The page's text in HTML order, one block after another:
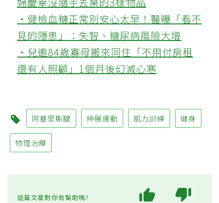
‧健檢血糖正常別安心太早！醫曝「看不
見的隱患」：失智、糖尿病風險大增
‧兒邀84歲寡母搬來同住「不用付房租
還有人照顧」1個月後幻滅心寒
阿基里斯腱 伸展運動 肌力訓練 健身
物理治療
這篇文章對你有幫助嗎?